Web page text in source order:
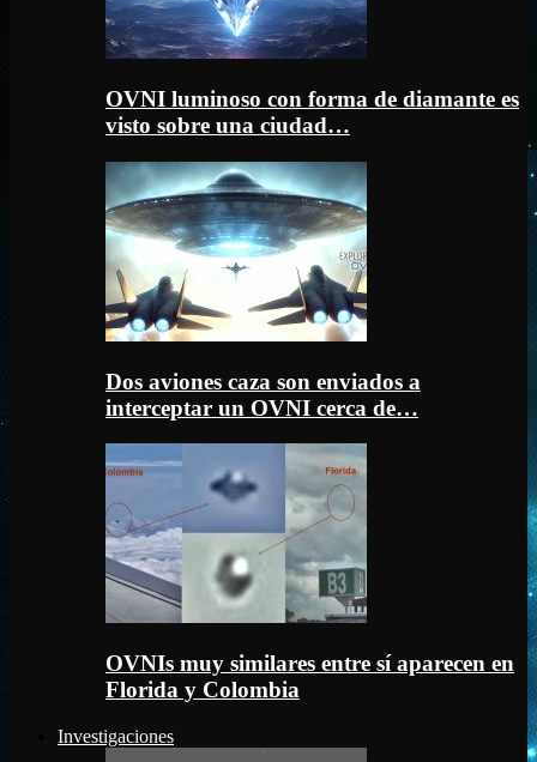
OVNI luminoso con forma de diamante es
visto sobre una ciudad…
Dos aviones caza son enviados a
interceptar un OVNI cerca de…
OVNIs muy similares entre sí aparecen en
Florida y Colombia
Investigaciones